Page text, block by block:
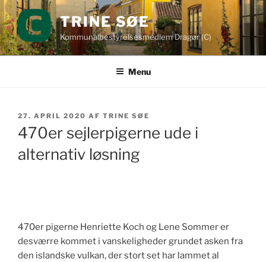
Videre
til
indhold
TRINE SØE
Kommunalbestyrelsesmedlem Dragør (C)
Menu
UDGIVET
DEN
27. APRIL 2020 AF TRINE SØE
470er sejlerpigerne ude i
alternativ løsning
470er pigerne Henriette Koch og Lene Sommer er
desværre kommet i vanskeligheder grundet asken fra
den islandske vulkan, der stort set har lammet al